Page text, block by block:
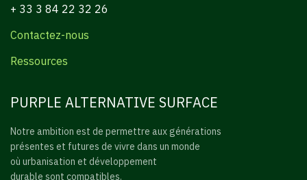
+ 33 3 84 22 32 26
Contactez-nous
Ressources
PURPLE ALTERNATIVE SURFACE
Notre ambition est de permettre aux générations
présentes et futures de vivre dans un monde
où urbanisation et développement
durable sont compatibles.